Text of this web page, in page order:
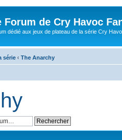
Forum de Cry Havoc
dédié aux jeux de plateau de la série Cry
série ‹ The Anarchy